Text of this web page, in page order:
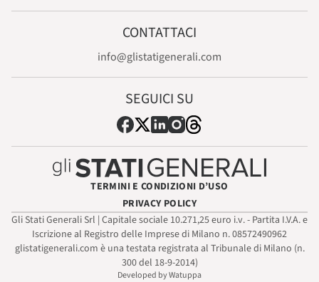
CONTATTACI
info@glistatigenerali.com
SEGUICI SU
TERMINI E CONDIZIONI D’USO
PRIVACY POLICY
Gli Stati Generali Srl | Capitale sociale 10.271,25 euro i.v. - Partita I.V.A. e
Iscrizione al Registro delle Imprese di Milano n. 08572490962
glistatigenerali.com è una testata registrata al Tribunale di Milano (n.
300 del 18-9-2014)
Developed by Watuppa